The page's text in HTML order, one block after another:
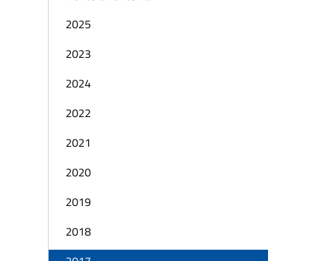
2025
2023
2024
2022
2021
2020
2019
2018